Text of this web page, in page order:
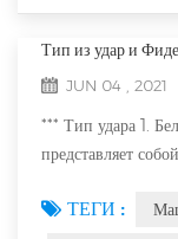
Тип из удар и
JUN 04 , 2021
*** Тип удара 1.
представляет
Candy Материал.
ТЕГИ :